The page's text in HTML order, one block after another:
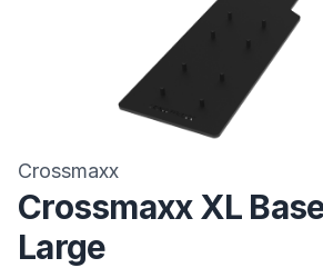
Crossmaxx
Crossmaxx XL
Large